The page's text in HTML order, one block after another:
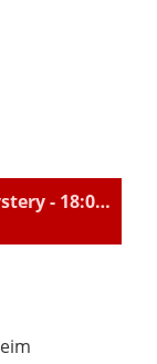
Filmvorführung: Paris Murder Mystery - 18:00 und 20:00